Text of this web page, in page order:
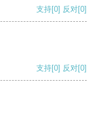
支持[0] 反对[0]
支持[0] 反对[0]